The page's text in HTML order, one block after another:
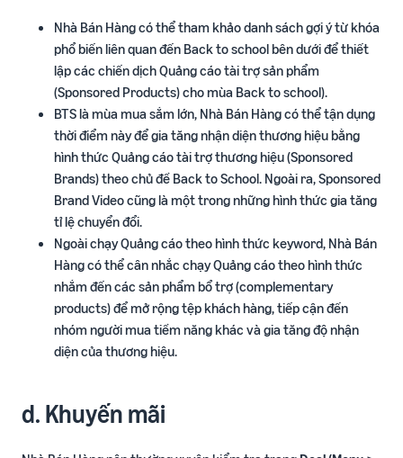
Nhà Bán Hàng có thể tham khảo danh sách gợi ý từ khóa
phổ biến liên quan đến Back to school bên dưới để thiết
lập các chiến dịch Quảng cáo tài trợ sản phẩm
(Sponsored Products) cho mùa Back to school).
BTS là mùa mua sắm lớn, Nhà Bán Hàng có thể tận dụng
thời điểm này để gia tăng nhận diện thương hiệu bằng
hình thức Quảng cáo tài trợ thương hiệu (Sponsored
Brands) theo chủ đề Back to School. Ngoài ra, Sponsored
Brand Video cũng là một trong những hình thức gia tăng
tỉ lệ chuyển đổi.
Ngoài chạy Quảng cáo theo hình thức keyword, Nhà Bán
Hàng có thể cân nhắc chạy Quảng cáo theo hình thức
nhắm đến các sản phẩm bổ trợ (complementary
products) để mở rộng tệp khách hàng, tiếp cận đến
nhóm người mua tiềm năng khác và gia tăng độ nhận
diện của thương hiệu.
d. Khuyến mãi